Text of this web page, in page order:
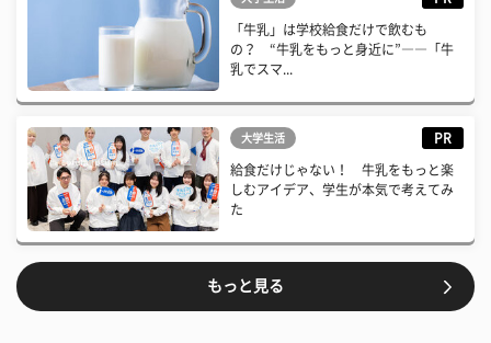
「牛乳」は学校給食だけで飲むも
の？ “牛乳をもっと身近に”――「牛
乳でスマ...
大学生活 PR
給食だけじゃない！ 牛乳をもっと楽
しむアイデア、学生が本気で考えてみ
た
もっと見る